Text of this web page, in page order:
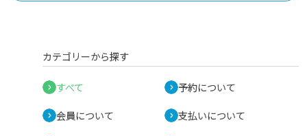
カテゴリーから探す
すべて 予約について
会員について 支払いについて